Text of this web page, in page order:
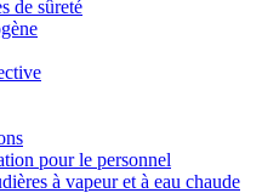
de sûreté
pour le personnel
à vapeur et à eau chaude